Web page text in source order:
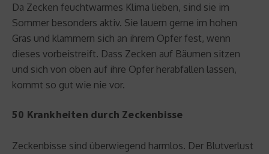
Da Zecken feuchtwarmes Klima lieben, sind sie im
Sommer besonders aktiv. Sie lauern gerne im hohen
Gras und klammern sich an ihrem Opfer fest, wenn
dieses vorbeistreift. Dass Zecken auf Bäumen sitzen
und sich von oben auf ihre Opfer herabfallen lassen,
kommt so gut wie nie vor.
50 Krankheiten durch Zeckenbisse
Zeckenbisse sind überwiegend harmlos. Der Blutverlust